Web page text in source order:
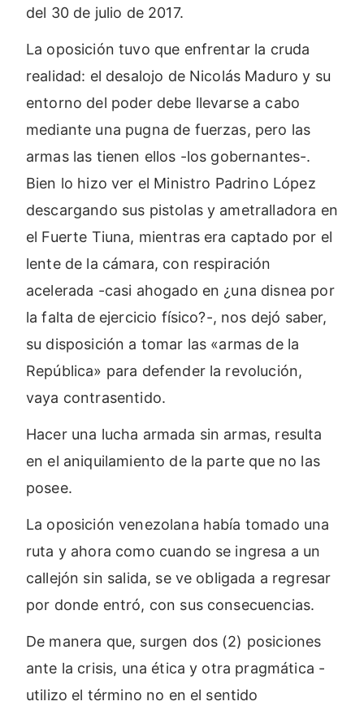
del 30 de julio de 2017.
La oposición tuvo que enfrentar la cruda
realidad: el desalojo de Nicolás Maduro y su
entorno del poder debe llevarse a cabo
mediante una pugna de fuerzas, pero las
armas las tienen ellos -los gobernantes-.
Bien lo hizo ver el Ministro Padrino López
descargando sus pistolas y ametralladora en
el Fuerte Tiuna, mientras era captado por el
lente de la cámara, con respiración
acelerada -casi ahogado en ¿una disnea por
la falta de ejercicio físico?-, nos dejó saber,
su disposición a tomar las «armas de la
República» para defender la revolución,
vaya contrasentido.
Hacer una lucha armada sin armas, resulta
en el aniquilamiento de la parte que no las
posee.
La oposición venezolana había tomado una
ruta y ahora como cuando se ingresa a un
callejón sin salida, se ve obligada a regresar
por donde entró, con sus consecuencias.
De manera que, surgen dos (2) posiciones
ante la crisis, una ética y otra pragmática -
utilizo el término no en el sentido